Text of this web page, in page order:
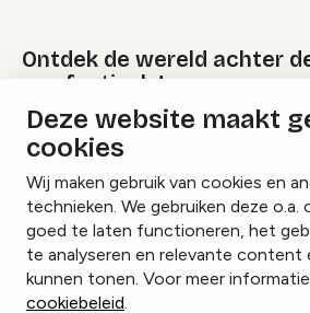
Deze website maakt
cookies
Wij maken gebruik van cookies en
technieken. We gebruiken deze o.a.
goed te laten functioneren, het
te analyseren en relevante content
kunnen tonen. Voor meer
cookiebeleid.
Ontdek de wereld achter
van festivals!
Lees onze Festival
InstagramFacebookLinkedIn